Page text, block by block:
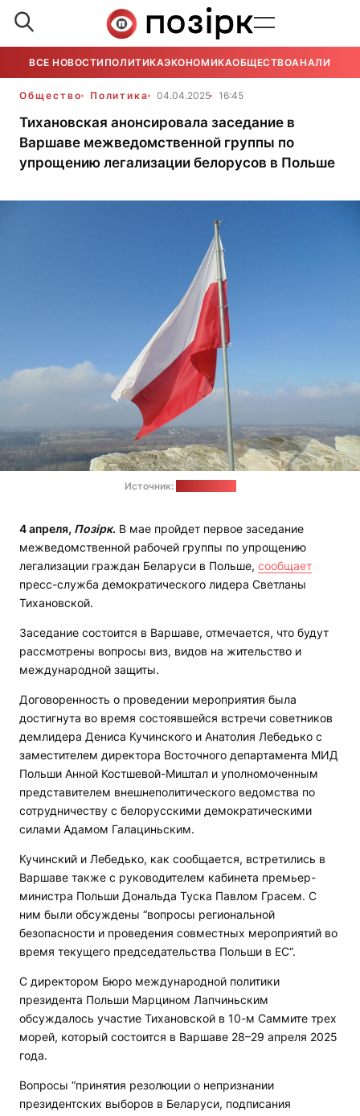
ВСЕ НОВОСТИ ПОЛИТИКАЭКОНОМИКАОБЩЕСТВОАНАЛИТИКА
Общество Политика 04.04.2025 16:45
Тихановская анонсировала заседание в
Варшаве межведомственной группы по
упрощению легализации белорусов в Польше
Источник:
4 апреля, Позірк. В мае пройдет первое заседание
межведомственной рабочей группы по упрощению
легализации граждан Беларуси в Польше, сообщает
пресс-служба демократического лидера Светланы
Тихановской.
Заседание состоится в Варшаве, отмечается, что будут
рассмотрены вопросы виз, видов на жительство и
международной защиты.
Договоренность о проведении мероприятия была
достигнута во время состоявшейся встречи советников
демлидера Дениса Кучинского и Анатолия Лебедько с
заместителем директора Восточного департамента МИД
Польши Анной Костшевой-Миштал и уполномоченным
представителем внешнеполитического ведомства по
сотрудничеству с белорусскими демократическими
силами Адамом Галациньским.
Кучинский и Лебедько, как сообщается, встретились в
Варшаве также с руководителем кабинета премьер-
министра Польши Дональда Туска Павлом Грасем. С
ним были обсуждены “вопросы региональной
безопасности и проведения совместных мероприятий во
время текущего председательства Польши в ЕС“.
С директором Бюро международной политики
президента Польши Марцином Лапчиньским
обсуждалось участие Тихановской в 10-м Саммите трех
морей, который состоится в Варшаве 28–29 апреля 2025
года.
Вопросы “принятия резолюции о непризнании
президентских выборов в Беларуси, подписания